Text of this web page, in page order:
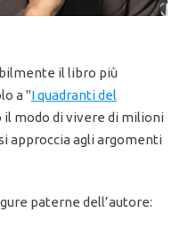
il libro più
a "I quadranti del
il modo di vivere di milioni
approccia agli argomenti
paterne dell’autore: